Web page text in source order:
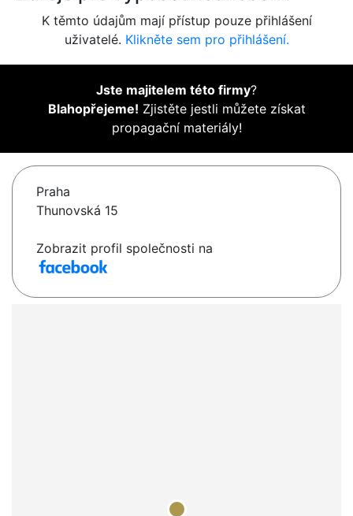
K těmto údajům mají přístup pouze přihlášení
uživatelé. Klikněte sem pro přihlášení.
Jste majitelem této firmy?
Blahopřejeme! Zjistěte jestli můžete získat
propagační materiály!
Praha
Thunovská 15
Zobrazit profil společnosti na